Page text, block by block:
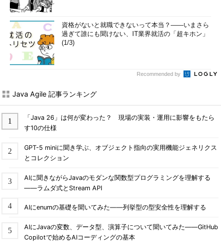
資格がないと就職できないって本当？――いまさら
過ぎて誰にも聞けない、IT業界就活の「超キホン」
(1/3)
Recommended by
Java Agile 記事ランキング
「Java 26」は何が変わった？ 現場の実装・運用に影響をもたら
す10の仕様
GPT-5 miniに聞き学ぶ、オブジェクト指向の実用機能ジェネリクス
とコレクション
AIに聞きながらJavaのモダンな関数型プログラミングを理解する
――ラムダ式とStream API
AIにenumの基礎を聞いてみた――列挙型の型安全性を理解する
AIにJavaの変数、データ型、演算子について聞いてみた――GitHub
Copilotで始めるAIコーディングの基本